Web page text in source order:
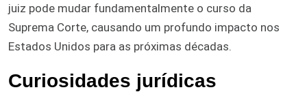
juiz pode mudar fundamentalmente o curso da
Suprema Corte, causando um profundo impacto nos
Estados Unidos para as próximas décadas.
Curiosidades jurídicas